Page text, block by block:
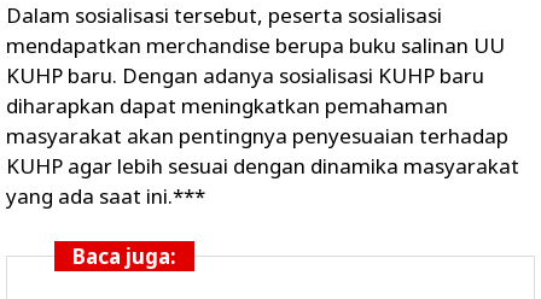
Dalam sosialisasi tersebut, peserta sosialisasi
mendapatkan merchandise berupa buku salinan UU
KUHP baru. Dengan adanya sosialisasi KUHP baru
diharapkan dapat meningkatkan pemahaman
masyarakat akan pentingnya penyesuaian terhadap
KUHP agar lebih sesuai dengan dinamika masyarakat
yang ada saat ini.***
Baca juga: